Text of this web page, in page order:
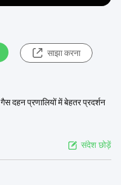
साझा करना
दहन प्रणालियों में बेहतर प्रदर्शन
संदेश छोड़ें